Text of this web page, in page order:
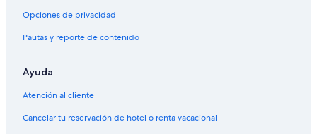
Vuelos de McAllen (MFE) a Phoenix (PHX)
Vuelos de Miami (MIA) a Phoenix (PHX)
Vuelos de Morelia (MLM) a Phoenix (PHX)
Vuelos de Minneapolis (MSP) a Phoenix (PHX)
Vuelos de Nueva Orleans (MSY) a Phoenix (PHX)
Opciones de privacidad
Pautas y reporte de contenido
Ayuda
Atención al cliente
Cancelar tu reservación de hotel o renta vacacional